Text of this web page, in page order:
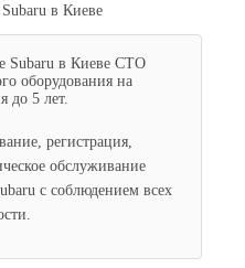
в Киеве
Subaru в Киеве СТО
оборудования на
до 5 лет.
регистрация,
обслуживание
с соблюдением всех